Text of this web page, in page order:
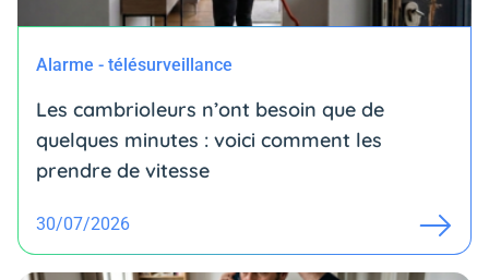
Alarme - télésurveillance
Les cambrioleurs n’ont besoin que de
quelques minutes : voici comment les
prendre de vitesse
30/07/2026